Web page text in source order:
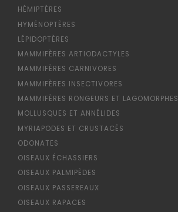
HÉMIPTÈRES
HYMÉNOPTÈRES
LÉPIDOPTÈRES
MAMMIFÈRES ARTIODACTYLES
MAMMIFÈRES CARNIVORES
MAMMIFÈRES INSECTIVORES
MAMMIFÈRES RONGEURS ET LAGOMORPHES
MOLLUSQUES ET ANNÉLIDES
MYRIAPODES ET CRUSTACÉS
ODONATES
OISEAUX ÉCHASSIERS
OISEAUX PALMIPÈDES
OISEAUX PASSEREAUX
OISEAUX RAPACES